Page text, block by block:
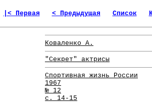
|< Первая < Предыдущая Список
Коваленко А.
"Секрет" актрисы
Спортивная жизнь России
1967
№ 12
с. 14-15